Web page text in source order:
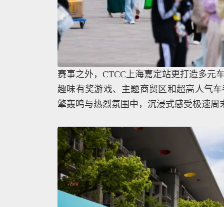
赛事之外，CTCC上海嘉定站更打造多元
趣味有奖游戏、主题商贸区和超高人气
擎轰鸣与热烈氛围中，沉浸式感受极速周